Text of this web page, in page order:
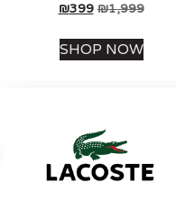
₪1,999
₪399
SHOP NOW